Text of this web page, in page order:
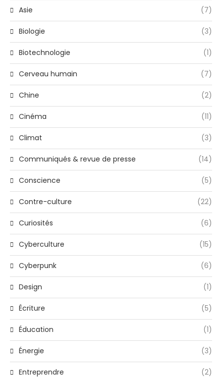
Asie (7)
Biologie (3)
Biotechnologie (1)
Cerveau humain (7)
Chine (2)
Cinéma (11)
Climat (3)
Communiqués & revue de presse (14)
Conscience (5)
Contre-culture (22)
Curiosités (6)
Cyberculture (15)
Cyberpunk (6)
Design (1)
Écriture (5)
Éducation (1)
Énergie (3)
Entreprendre (2)